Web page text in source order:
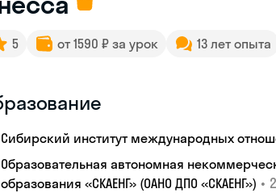
5 от 1590 ₽ за урок 13 лет опыта
Сибирский институт международных
Образовательная автономная
образования «СКАЕНГ» (ОАНО ДПО «СКАЕНГ») •